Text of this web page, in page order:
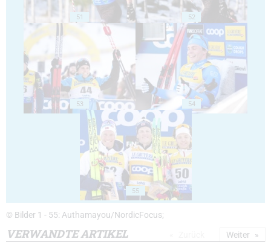
51 52
53 54
55
© Bilder 1 - 55: Authamayou/NordicFocus;
VERWANDTE ARTIKEL Weiter